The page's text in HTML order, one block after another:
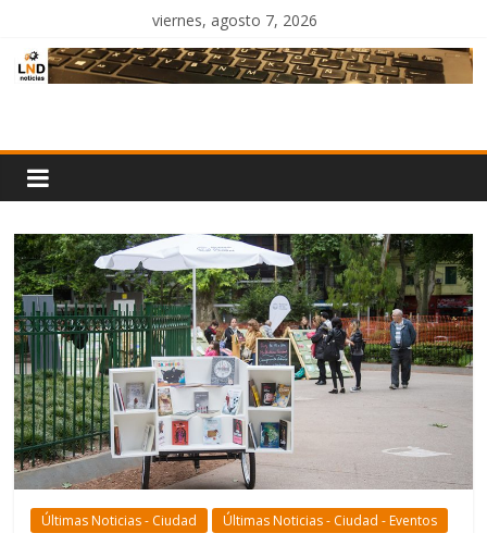
contenido
viernes, agosto 7, 2026
Noticias
Últimas Noticias - Ciudad Últimas Noticias - Ciudad - Eventos